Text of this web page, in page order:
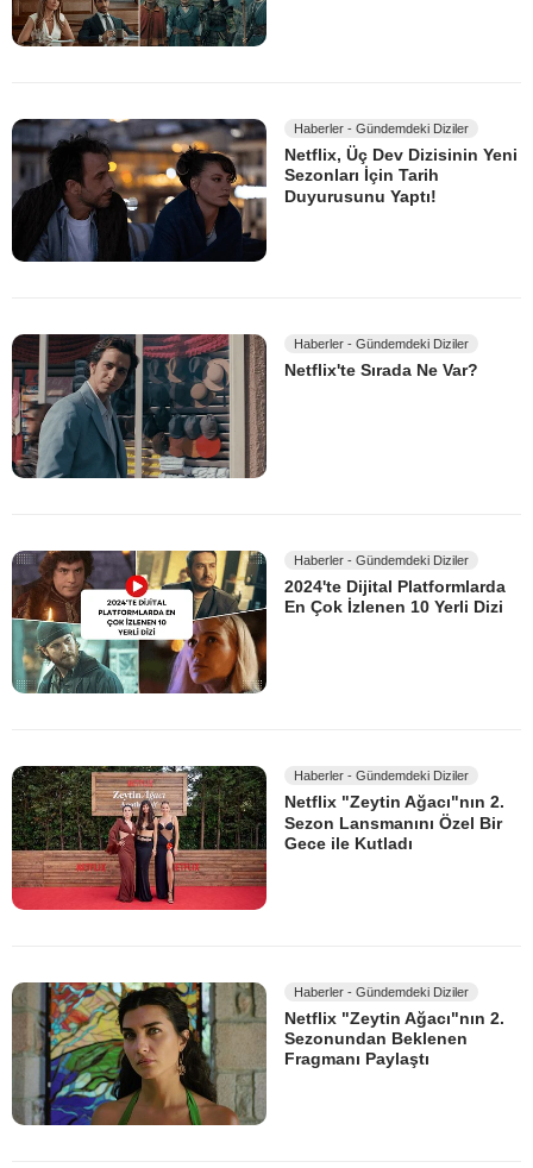
Haberler - Gündemdeki Diziler
Netflix, Üç Dev Dizisinin Yeni
Sezonları İçin Tarih
Duyurusunu Yaptı!
Haberler - Gündemdeki Diziler
Netflix'te Sırada Ne Var?
Haberler - Gündemdeki Diziler
2024'te Dijital Platformlarda
En Çok İzlenen 10 Yerli Dizi
Haberler - Gündemdeki Diziler
Netflix "Zeytin Ağacı"nın 2.
Sezon Lansmanını Özel Bir
Gece ile Kutladı
Haberler - Gündemdeki Diziler
Netflix "Zeytin Ağacı"nın 2.
Sezonundan Beklenen
Fragmanı Paylaştı